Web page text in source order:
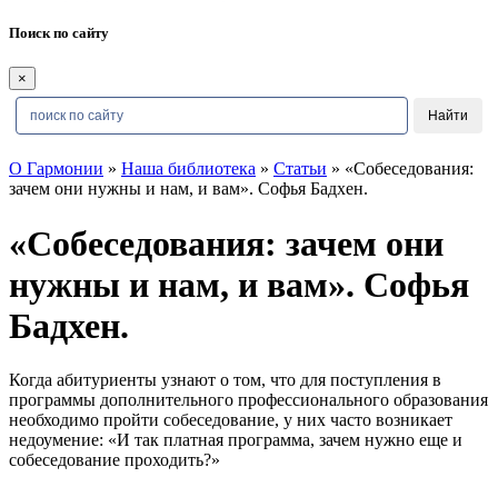
Поиск по сайту
×
О Гармонии » Наша библиотека » Статьи » «Собеседования:
зачем они нужны и нам, и вам». Софья Бадхен.
«Собеседования: зачем они
нужны и нам, и вам». Софья
Бадхен.
Когда абитуриенты узнают о том, что для поступления в
программы дополнительного профессионального образования
необходимо пройти собеседование, у них часто возникает
недоумение: «И так платная программа, зачем нужно еще и
собеседование проходить?»